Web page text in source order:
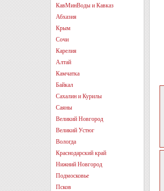
КавМинВоды и Кавказ
Абхазия
Крым
Сочи
Карелия
Алтай
Камчатка
Байкал
Сахалин и Курилы
Саяны
Великий Новгород
Великий Устюг
Вологда
Краснодарский край
Нижний Новгород
Подмосковье
Псков